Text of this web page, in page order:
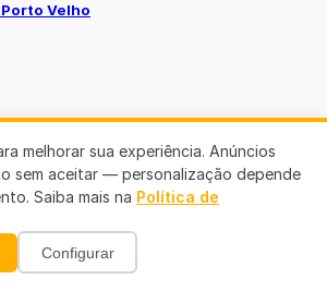
Velho
melhorar sua experiência. Anúncios
sem aceitar — personalização depende
Saiba mais na Política de
Configurar